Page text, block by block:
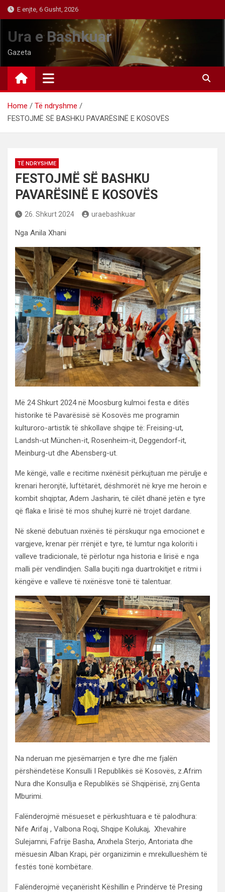
Skip
to
content
E enjte, 6 Gusht, 2026
Ura e Bashkuar
Gazeta
Home
Të ndryshme
FESTOJMË SË BASHKU PAVARËSINË E KOSOVËS
TË NDRYSHME
FESTOJMË SË BASHKU
PAVARËSINË E KOSOVËS
26. Shkurt 2024 uraebashkuar
Nga Anila Xhani
Më 24 Shkurt 2024 në Moosburg kulmoi festa e ditës
historike të Pavarësisë së Kosovës me programin
kulturoro-artistik të shkollave shqipe të: Freising-ut,
Landsh-ut München-it, Rosenheim-it, Deggendorf-it,
Meinburg-ut dhe Abensberg-ut.
Me këngë, valle e recitime nxënësit përkujtuan me përulje e
krenari heronjtë, luftëtarët, dëshmorët në krye me heroin e
kombit shqiptar, Adem Jasharin, të cilët dhanë jetën e tyre
që flaka e lirisë të mos shuhej kurrë në trojet dardane.
Në skenë debutuan nxënës të përskuqur nga emocionet e
vargjeve, krenar për rrënjët e tyre, të lumtur nga koloriti i
valleve tradicionale, të përlotur nga historia e lirisë e nga
malli për vendlindjen. Salla buçiti nga duartrokitjet e ritmi i
këngëve e valleve të nxënësve tonë të talentuar.
Na nderuan me pjesëmarrjen e tyre dhe me fjalën
përshëndetëse Konsulli I Republikës së Kosovës, z.Afrim
Nura dhe Konsullja e Republikës së Shqipërisë, znj.Genta
Mburimi.
Falënderojmë mësueset e përkushtuara e të palodhura:
Nife Arifaj , Valbona Roqi, Shqipe Kolukaj, Xhevahire
Sulejamni, Fafrije Basha, Anxhela Sterjo, Antoriata dhe
mësuesin Alban Krapi, për organizimin e mrekullueshëm të
festës tonë kombëtare.
Falënderojmë veçanërisht Këshillin e Prindërve të Presing